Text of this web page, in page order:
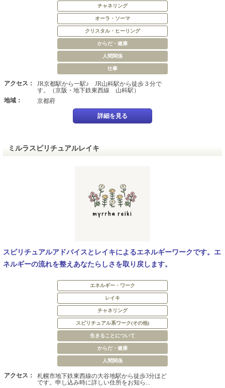
チャネリング
オーラ・ソーマ
クリスタル・ヒーリング
からだ・健康
人間関係
仕事
アクセス：
JR京都駅から一駅♪ JR山科駅から徒歩３分で
す。（京阪・地下鉄東西線 山科駅）
地域：
京都府
詳細を見る
ミルラスピリチュアルレイキ
スピリチュアルアドバイスとレイキによるエネルギーワークです。エ
ネルギーの流れを整えあなたらしさを取り戻します。
エネルギー・ワーク
レイキ
チャネリング
スピリチュアル系ワーク(その他)
生きることについて
からだ・健康
人間関係
アクセス：
札幌市地下鉄東西線の大谷地駅から徒歩3分ほど
です。申し込み時に詳しい住所をお知ら...